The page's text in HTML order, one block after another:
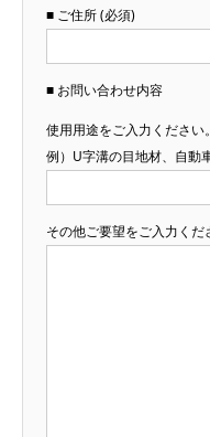
■ ご住所 (必須)
■ お問い合わせ内容
使用用途をご入力ください。
例）U字溝の目地材、自動
その他ご要望をご入力くだ